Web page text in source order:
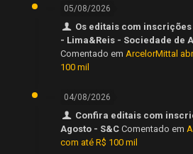
05/08/2026
Os editais com
- Lima&Reis - Sociedade de
Comentado em ArcelorMittal
100 mil
04/08/2026
Confira editais com
Agosto - S&C Comentado em
com até R$ 100 mil